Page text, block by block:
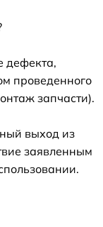
дефекта,
проведенного
запчасти).
выход из
заявленным